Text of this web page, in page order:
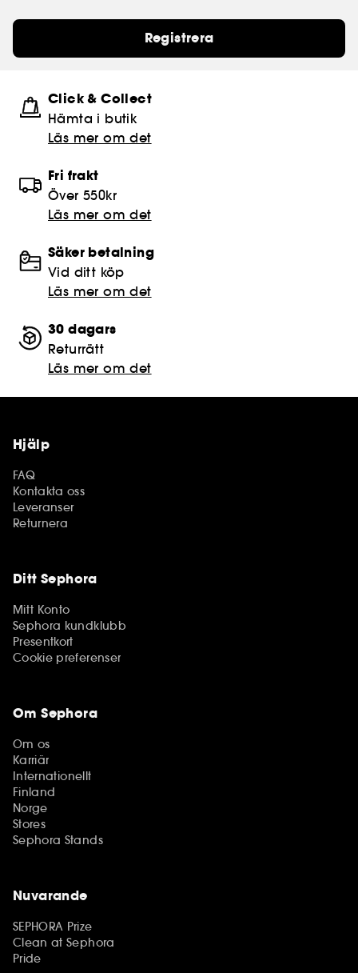
Registrera
Click & Collect
Hämta i butik​
Läs mer om det
Fri frakt
Över 550kr
Läs mer om det
Säker betalning
Vid ditt köp
Läs mer om det
30 dagars
Returrätt
Läs mer om det
Hjälp
FAQ
Kontakta oss
Leveranser
Returnera
Ditt Sephora
Mitt Konto
Sephora kundklubb
Presentkort
Cookie preferenser
Om Sephora
Om os
Karriär
Internationellt
Finland
Norge
Stores
Sephora Stands
Nuvarande
SEPHORA Prize
Clean at Sephora
Pride